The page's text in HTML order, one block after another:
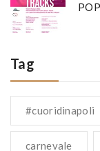
Tag
#cuoridinapoli
carnevale